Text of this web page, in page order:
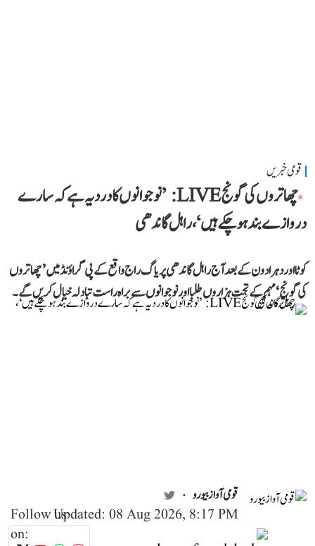
قومی خبریں
چھاتروں کی گونج LIVE: ’نوجوانوں کا درد یہ ہے کہ سارے
دروازے بند ہو چکے ہیں‘، راہل گاندھی
کوٹا اور دہرادون کے بعد آج راہل گاندھی پریاگ راج واقع کے پی گراؤنڈ میں ’چھاتروں
کی گونج‘ مہم کے تحت ہزاروں طلبا اور نوجوانوں سے براہ راست تبادلہ خیال کریں گے۔
قومی آواز بیورو
Updated: 08 Aug 2026, 8:17 PM
Follow us
on: